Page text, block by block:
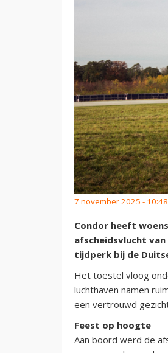
7 november 2025 -
Condor heeft
afscheidsvlucht
tijdperk bij de
Het toestel vloog
luchthaven namen
een vertrouwd
Feest op hoogte
Aan boord werd de